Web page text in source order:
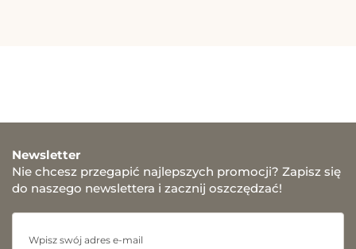
Newsletter
Nie chcesz przegapić najlepszych promocji? Zapisz się
do naszego newslettera i zacznij oszczędzać!